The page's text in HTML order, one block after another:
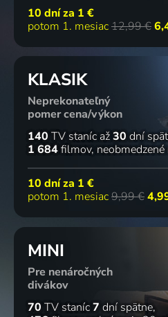
10 dní za 1 €
potom 1. mesiac12,99 €
KLASIK
Neprekonateľný
pomer cena/výkon
140 TV staníc až30 dní
1 684filmov
10 dní za 1 €
potom 1. mesiac9,99 €
MINI
Pre nenáročných
divákov
70 TV staníc7 dní spätne